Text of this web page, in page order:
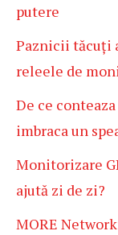
putere
Paznicii tăcuți
releele de
De ce
imbraca un
Monitorizare
ajută zi de zi?
MORE